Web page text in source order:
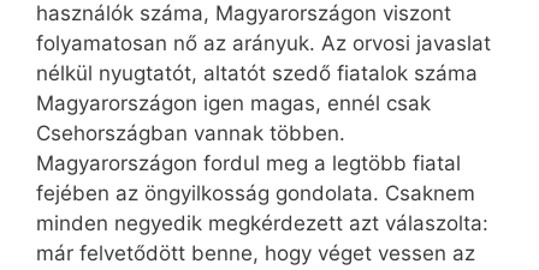
használók száma, Magyarországon viszont
folyamatosan nő az arányuk. Az orvosi javaslat
nélkül nyugtatót, altatót szedő fiatalok száma
Magyarországon igen magas, ennél csak
Csehországban vannak többen.
Magyarországon fordul meg a legtöbb fiatal
fejében az öngyilkosság gondolata. Csaknem
minden negyedik megkérdezett azt válaszolta:
már felvetődött benne, hogy véget vessen az